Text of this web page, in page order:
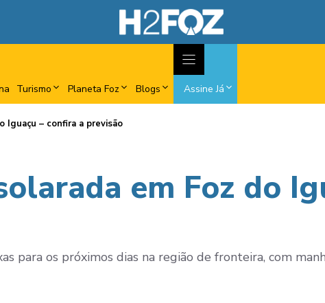
Turismo Planeta Foz Blogs Assine Já
Iguaçu – confira a previsão
em Foz do
para os próximos dias na região de fronteira, com